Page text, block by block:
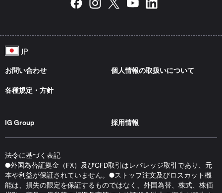
お問い合わせ 個人情報の取扱いについて
各種規定・方針
IG Group 採用情報
法令に基づく表記
●外国為替証拠金（FX）及びCFD取引はレバレッジ取引であり、元
本や利益が保証されていません。●ストップ注文及びロスカット機
能は、損失の限定を保証するものではなく、外国為替、株式、株価